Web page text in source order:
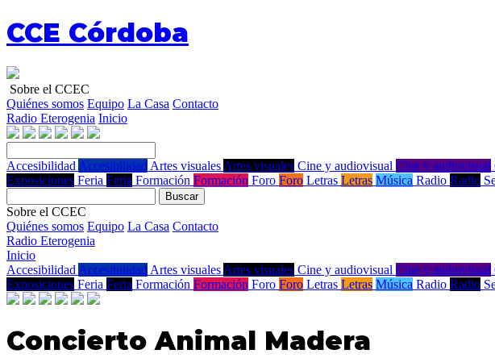
CCE Córdoba
Sobre el CCEC
Quiénes somos Equipo La Casa Contacto
Radio Eterogenia Inicio
Accesibilidad Accesibilidad Artes visuales Artes visuales Cine y audiovisual Cine y audiovisual
Exposiciones Feria Feria Formación Formación Foro Foro Letras Letras Música Radio Radio
Buscar
Sobre el CCEC
Quiénes somos Equipo La Casa Contacto
Radio Eterogenia
Inicio
Accesibilidad Accesibilidad Artes visuales Artes visuales Cine y audiovisual Cine y audiovisual
Exposiciones Feria Feria Formación Formación Foro Foro Letras Letras Música Radio Radio
Concierto Animal Madera